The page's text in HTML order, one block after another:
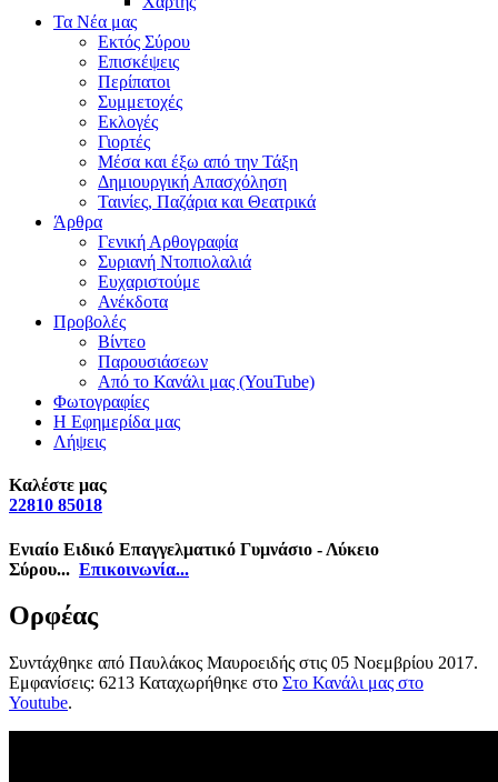
Τα Νέα μας
Εκτός Σύρου
Επισκέψεις
Περίπατοι
Συμμετοχές
Εκλογές
Γιορτές
Μέσα και έξω από την Τάξη
Δημιουργική Απασχόληση
Ταινίες, Παζάρια και Θεατρικά
Άρθρα
Γενική Αρθογραφία
Συριανή Ντοπιολαλιά
Ευχαριστούμε
Ανέκδοτα
Προβολές
Βίντεο
Παρουσιάσεων
Από το Κανάλι μας (YouTube)
Φωτογραφίες
Η Εφημερίδα μας
Λήψεις
Καλέστε μας
22810 85018
Ενιαίο Ειδικό Επαγγελματικό Γυμνάσιο - Λύκειο
Σύρου... Επικοινωνία...
Ορφέας
Συντάχθηκε από Παυλάκος Μαυροειδής στις 05 Νοεμβρίου 2017.
Εμφανίσεις: 6213 Καταχωρήθηκε στο Στο Κανάλι μας στο
Youtube.